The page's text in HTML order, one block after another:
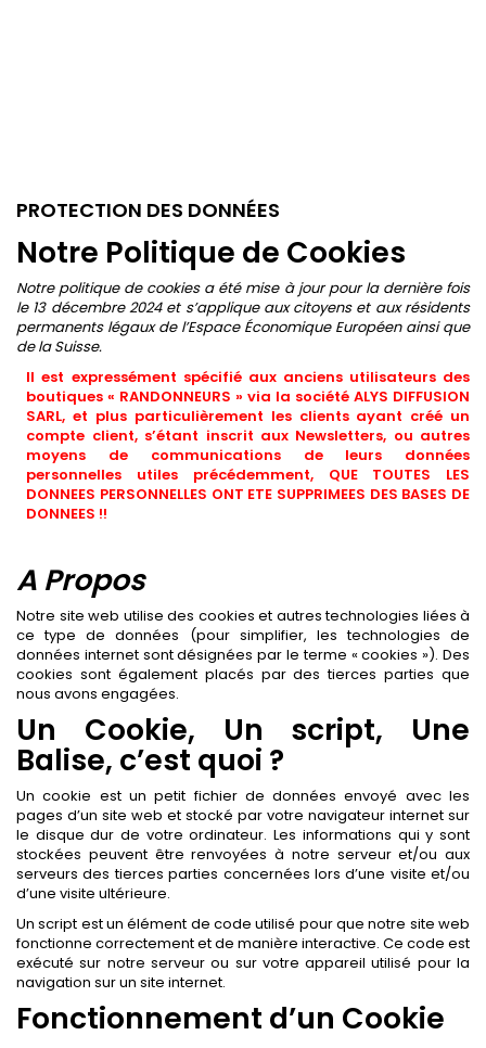
PROTECTION DES DONNÉES
Notre Politique de Cookies
Notre politique de cookies a été mise à jour pour la dernière fois
le 13 décembre 2024 et s’applique aux citoyens et aux résidents
permanents légaux de l’Espace Économique Européen ainsi que
de la Suisse.
Il est expressément spécifié aux anciens utilisateurs des
boutiques « RANDONNEURS » via la société ALYS DIFFUSION
SARL, et plus particulièrement les clients ayant créé un
compte client, s’étant inscrit aux Newsletters, ou autres
moyens de communications de leurs données
personnelles utiles précédemment, QUE TOUTES LES
DONNEES PERSONNELLES ONT ETE SUPPRIMEES DES BASES DE
DONNEES !!
A Propos
Notre site web utilise des cookies et autres technologies liées à
ce type de données (pour simplifier, les technologies de
données internet sont désignées par le terme « cookies »). Des
cookies sont également placés par des tierces parties que
nous avons engagées.
Un Cookie, Un script, Une
Balise, c’est quoi ?
Un cookie est un petit fichier de données envoyé avec les
pages d’un site web et stocké par votre navigateur internet sur
le disque dur de votre ordinateur. Les informations qui y sont
stockées peuvent être renvoyées à notre serveur et/ou aux
serveurs des tierces parties concernées lors d’une visite et/ou
d’une visite ultérieure.
Un script est un élément de code utilisé pour que notre site web
fonctionne correctement et de manière interactive. Ce code est
exécuté sur notre serveur ou sur votre appareil utilisé pour la
navigation sur un site internet.
Fonctionnement d’un Cookie